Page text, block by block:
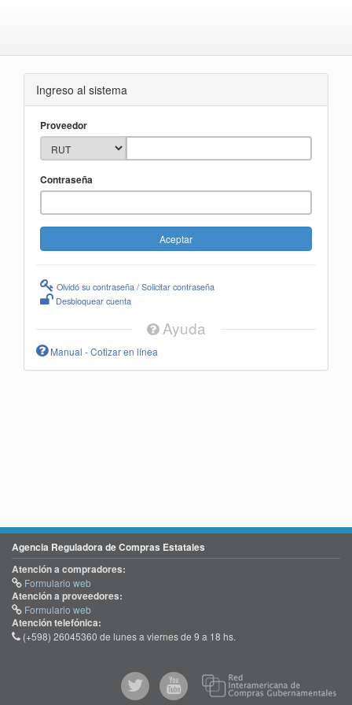
Ingreso al sistema
Proveedor
Contraseña
Olvidó su contraseña / Solicitar contraseña
Desbloquear cuenta
Ayuda
Manual - Cotizar en línea
Agencia Reguladora de Compras Estatales
Atención a compradores:
Formulario web
Atención a proveedores:
Formulario web
Atención telefónica:
(+598) 26045360 de lunes a viernes de 9 a 18 hs.
@comprasgubuy
ACCE